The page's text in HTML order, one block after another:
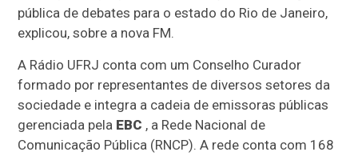
pública de debates para o estado do Rio de Janeiro,
explicou, sobre a nova FM.
A Rádio UFRJ conta com um Conselho Curador
formado por representantes de diversos setores da
sociedade e integra a cadeia de emissoras públicas
gerenciada pela EBC , a Rede Nacional de
Comunicação Pública (RNCP). A rede conta com 168